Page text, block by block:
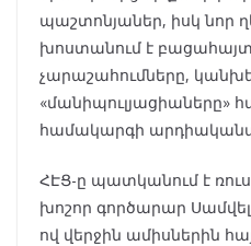
պաշտոնյաներ, իսկ նոր
խոստանում է
չարաշահումները,
«մանիպուլյացիաները»
համակարգի
ՀԷՑ-ը պատկանում է
խոշոր գործարար
ով վերջին ամիսներին